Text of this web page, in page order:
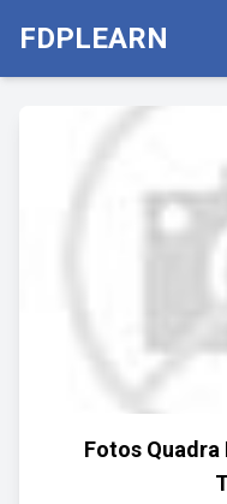
FDPLEARN
Fotos Quadra